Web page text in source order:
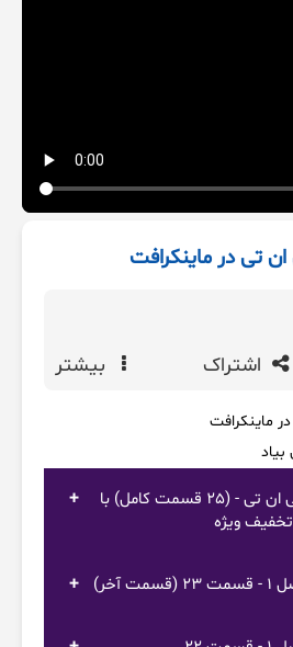
تی در ماینکرافت
اشتراک بیشتر
ماینکرافت
بیاد
دانلود فصل اول تی ان تی - (25 قسمت کامل) با
تخفیف ویژه